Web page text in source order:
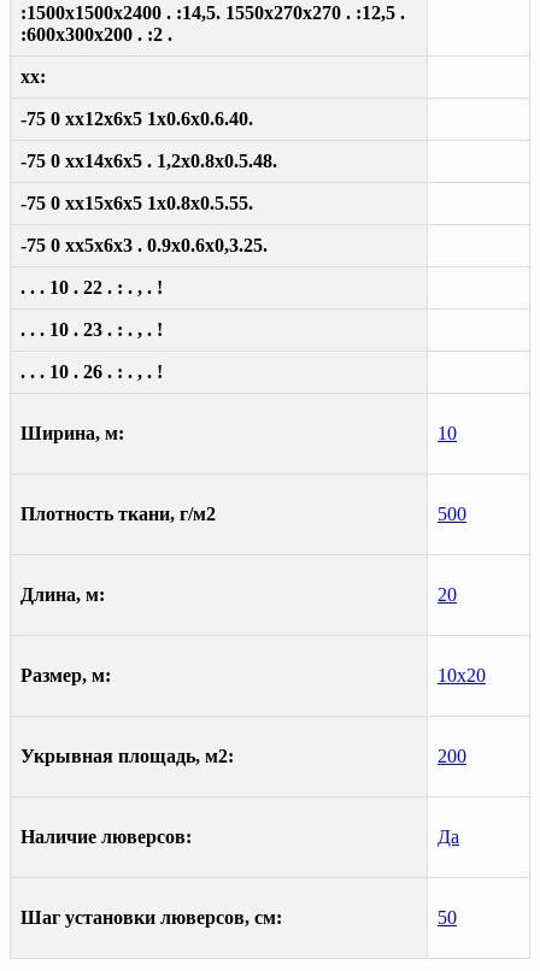
:1500x1500x2400 . :14,5. 1550x270x270 . :12,5 .
:600x300x200 . :2 .
xx:
-75 0 xx12x6x5 1x0.6x0.6.40.
-75 0 xx14x6x5 . 1,2x0.8x0.5.48.
-75 0 xx15x6x5 1x0.8x0.5.55.
-75 0 xx5x6x3 . 0.9x0.6x0,3.25.
. . . 10 . 22 . : . , . !
. . . 10 . 23 . : . , . !
. . . 10 . 26 . : . , . !
Ширина, м: 10
Плотность ткани, г/м2 500
Длина, м: 20
Размер, м: 10х20
Укрывная площадь, м2: 200
Наличие люверсов: Да
Шаг установки люверсов, см: 50